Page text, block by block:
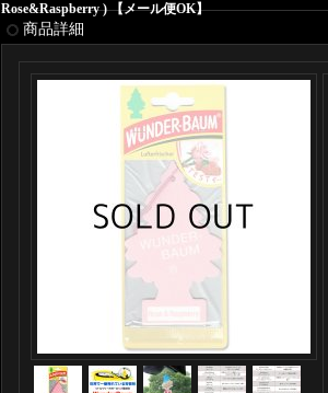
Rose&Raspberry ) 【メール便OK】
商品詳細